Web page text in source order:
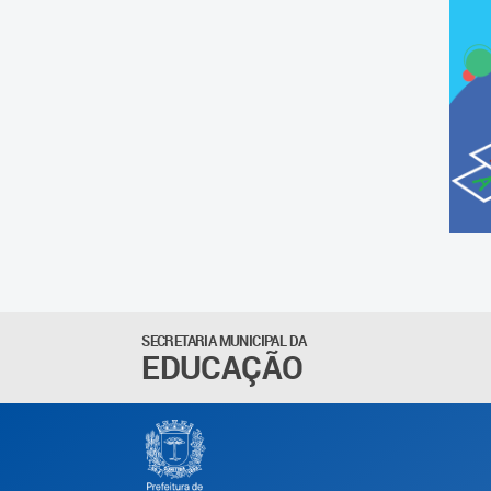
SECRETARIA MUNICIPAL DA
EDUCAÇÃO